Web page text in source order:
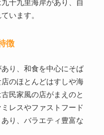
十九里海岸があり、自
います。
徴
り、和食を中心にそば
のほとんどはすしや海
民家風の店がまえのと
レスやファストフード
り、バラエティ豊富な